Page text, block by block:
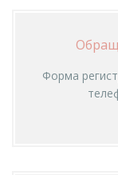
Форма